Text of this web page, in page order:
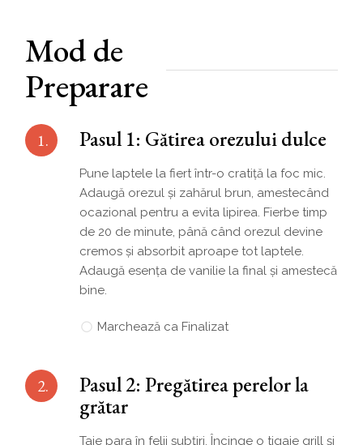
Mod de
Preparare
1. Pasul 1: Gătirea orezului dulce
Pune laptele la fiert într-o cratiță la foc mic.
Adaugă orezul și zahărul brun, amestecând
ocazional pentru a evita lipirea. Fierbe timp
de 20 de minute, până când orezul devine
cremos și absorbit aproape tot laptele.
Adaugă esența de vanilie la final și amestecă
bine.
Marchează ca Finalizat
2.
Pasul 2: Pregătirea perelor la
grătar
Taie para în felii subțiri. Încinge o tigaie grill și